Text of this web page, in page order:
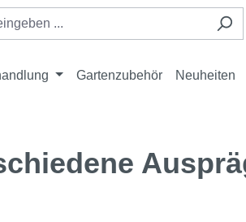
Gartenzubehör Neuheiten